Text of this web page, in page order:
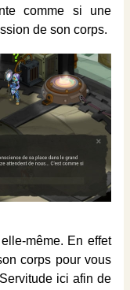
comme si une
de son corps.
même. En effet
corps pour vous
ici afin de